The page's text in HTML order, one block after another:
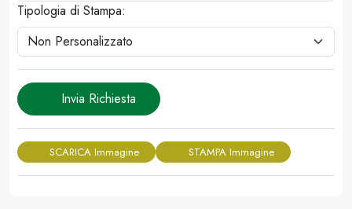
Tipologia di Stampa:
Invia Richiesta
SCARICA Immagine STAMPA Immagine